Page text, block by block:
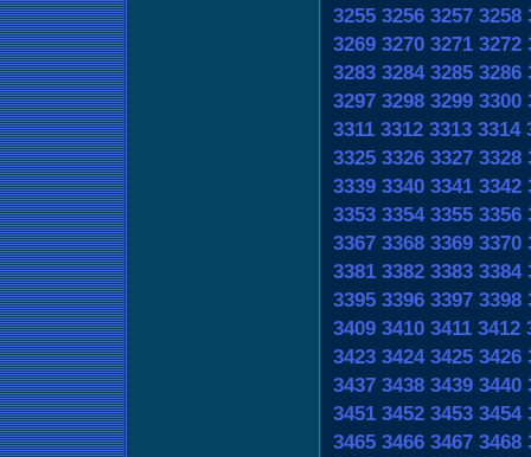
3255 3256 3257 3258
3269 3270 3271 3272
3283 3284 3285 3286
3297 3298 3299 3300
3311 3312 3313 3314
3325 3326 3327 3328
3339 3340 3341 3342
3353 3354 3355 3356
3367 3368 3369 3370
3381 3382 3383 3384
3395 3396 3397 3398
3409 3410 3411 3412
3423 3424 3425 3426
3437 3438 3439 3440
3451 3452 3453 3454
3465 3466 3467 3468